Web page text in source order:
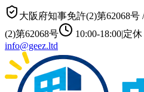
大阪府知事免許(2)第62068号
(2)第62068号
10:00-18:00|定休
info@geez.ltd